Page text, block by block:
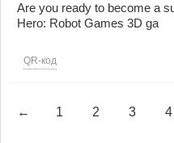
Are you ready to become a
Hero: Robot Games 3D ga
QR-код
← 1 2 3 4